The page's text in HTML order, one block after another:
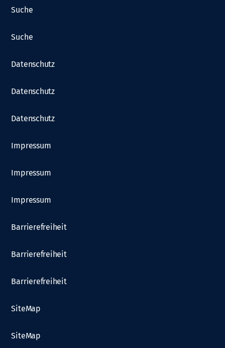
Suche
Suche
Datenschutz
Datenschutz
Datenschutz
Impressum
Impressum
Impressum
Barrierefreiheit
Barrierefreiheit
Barrierefreiheit
SiteMap
SiteMap